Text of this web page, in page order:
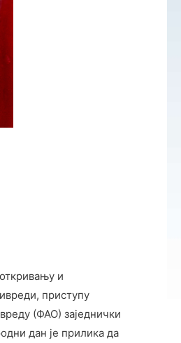
и
приступу
(ФАО) заједнички
дан је прилика да